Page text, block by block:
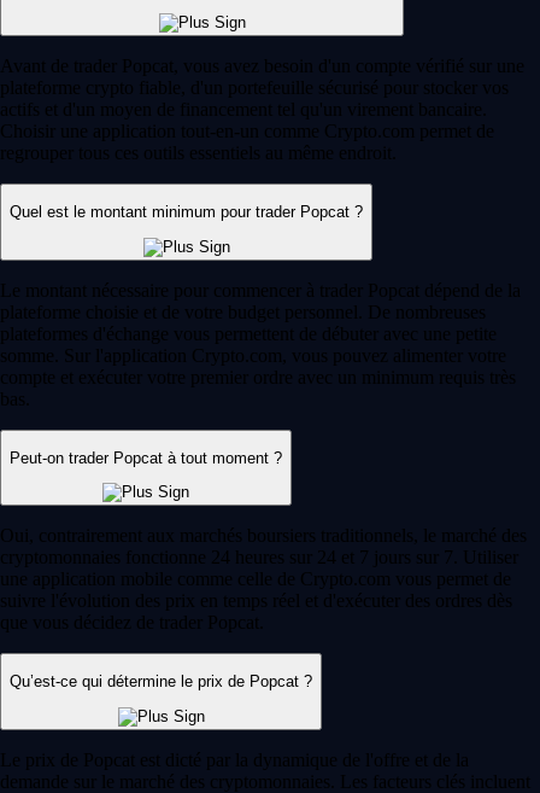
Qu'est-ce que le day trading crypto ? Guide pour bien débuter
Découvrez les bases du day trading crypto : stratégies clés, indicateurs
et risques pour débuter en toute confiance sur les marchés de
cryptomonnaies.
Learn more
Qu'est-ce qu'un portefeuille crypto ?
Que vous découvriez les cryptomonnaies ou que vous soyez déjà un
crypto. Ce guide vous permet de comprendre son fonctionnement et de
choisir la solution la plus adaptée à vos besoins.
Learn more
Que vous découvriez les cryptomonnaies ou que vous soyez déjà un
utilisateur expérimenté, un outil reste indispensable : le portefeuille
crypto. Ce guide vous permet de comprendre son fonctionnement et de
choisir la solution la plus adaptée à vos besoins.
Learn more
Memecoins : définition, exemples et tout ce qu'il faut savoir
Nés de blagues virales et propulsés vers des marchés valant plusieurs
milliards, les memecoins se sont imposés comme l'un des phénomènes
les plus marquants de l'univers crypto. Découvrez comment ils
Learn more